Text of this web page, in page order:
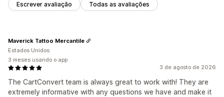
Escrever avaliação Todas as avaliações
3 de agosto de 2026
The CartConvert team is always great to work with! They are
extremely informative with any questions we have and make it
Maverick Tattoo Mercantile
Estados Unidos
3 meses usando o app